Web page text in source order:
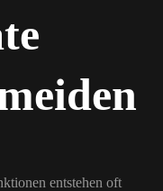
entstehen oft